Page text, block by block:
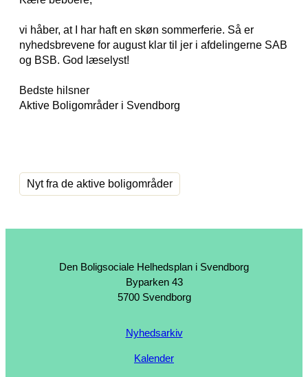
vi håber, at I har haft en skøn sommerferie. Så er
nyhedsbrevene for august klar til jer i afdelingerne SAB
og BSB. God læselyst!
Bedste hilsner
Aktive Boligområder i Svendborg
Nyt fra de aktive boligområder
Den Boligsociale Helhedsplan i Svendborg
Byparken 43
5700 Svendborg
Nyhedsarkiv
Kalender